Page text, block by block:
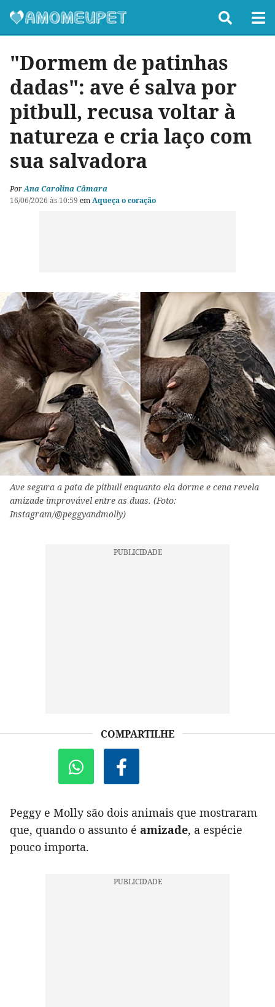
"Dormem de patinhas
dadas": ave é salva por
pitbull, recusa voltar à
natureza e cria laço com
sua salvadora
PorAna Carolina Câmara
16/06/2026 às 10:59 emAqueça o coração
Ave segura a pata de pitbull enquanto ela dorme e cena revela
amizade improvável entre as duas. (Foto:
Instagram/@peggyandmolly)
COMPARTILHE
Peggy e Molly são dois animais que mostraram
que, quando o assunto é amizade, a espécie
pouco importa.